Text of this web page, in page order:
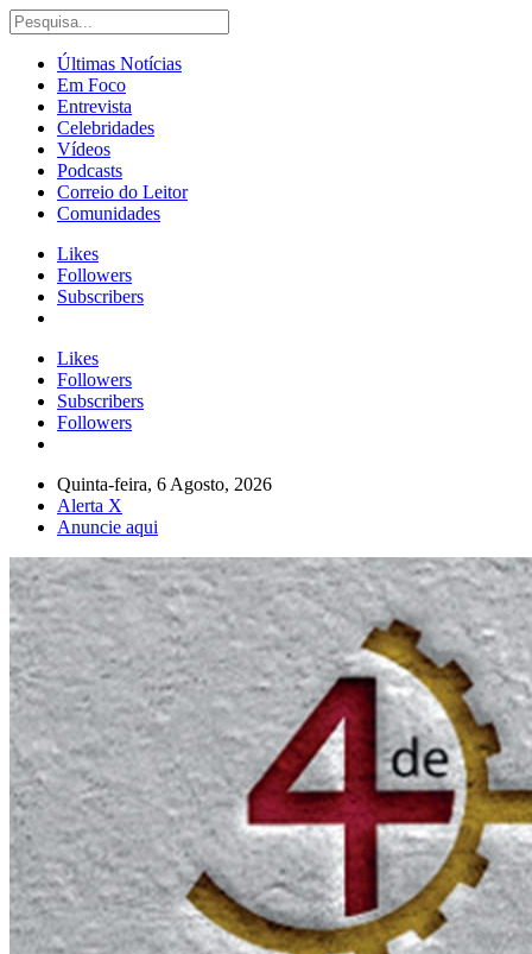
Últimas Notícias
Em Foco
Entrevista
Celebridades
Vídeos
Podcasts
Correio do Leitor
Comunidades
Likes
Followers
Subscribers
Likes
Followers
Subscribers
Followers
Quinta-feira, 6 Agosto, 2026
Alerta X
Anuncie aqui